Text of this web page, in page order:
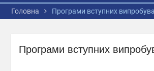
Головна Програми вступних
Програми вступних